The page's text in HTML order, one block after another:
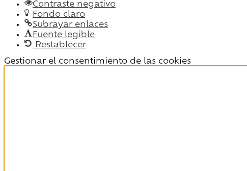
Contraste negativo
Fondo claro
Subrayar enlaces
Fuente legible
Restablecer
Gestionar el consentimiento de las cookies